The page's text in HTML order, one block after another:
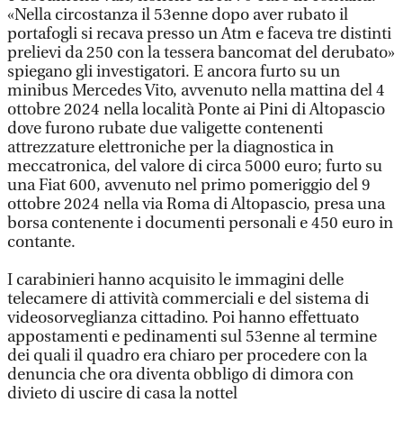
«Nella circostanza il 53enne dopo aver rubato il
portafogli si recava presso un Atm e faceva tre distinti
prelievi da 250 con la tessera bancomat del derubato»
spiegano gli investigatori. E ancora furto su un
minibus Mercedes Vito, avvenuto nella mattina del 4
ottobre 2024 nella località Ponte ai Pini di Altopascio
dove furono rubate due valigette contenenti
attrezzature elettroniche per la diagnostica in
meccatronica, del valore di circa 5000 euro; furto su
una Fiat 600, avvenuto nel primo pomeriggio del 9
ottobre 2024 nella via Roma di Altopascio, presa una
borsa contenente i documenti personali e 450 euro in
contante.
I carabinieri hanno acquisito le immagini delle
telecamere di attività commerciali e del sistema di
videosorveglianza cittadino. Poi hanno effettuato
appostamenti e pedinamenti sul 53enne al termine
dei quali il quadro era chiaro per procedere con la
denuncia che ora diventa obbligo di dimora con
divieto di uscire di casa la nottel